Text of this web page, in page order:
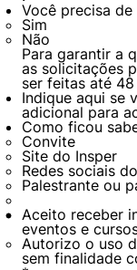
Você precisa
Sim
Não
Para garantir a
as solicitações
ser feitas até
Indique aqui se
adicional para
Como ficou
Convite
Site do Insper
Redes sociais
Palestrante ou
Aceito receber
eventos e
Autorizo o uso
sem finalidade